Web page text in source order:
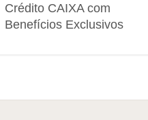
Crédito CAIXA com
Benefícios Exclusivos